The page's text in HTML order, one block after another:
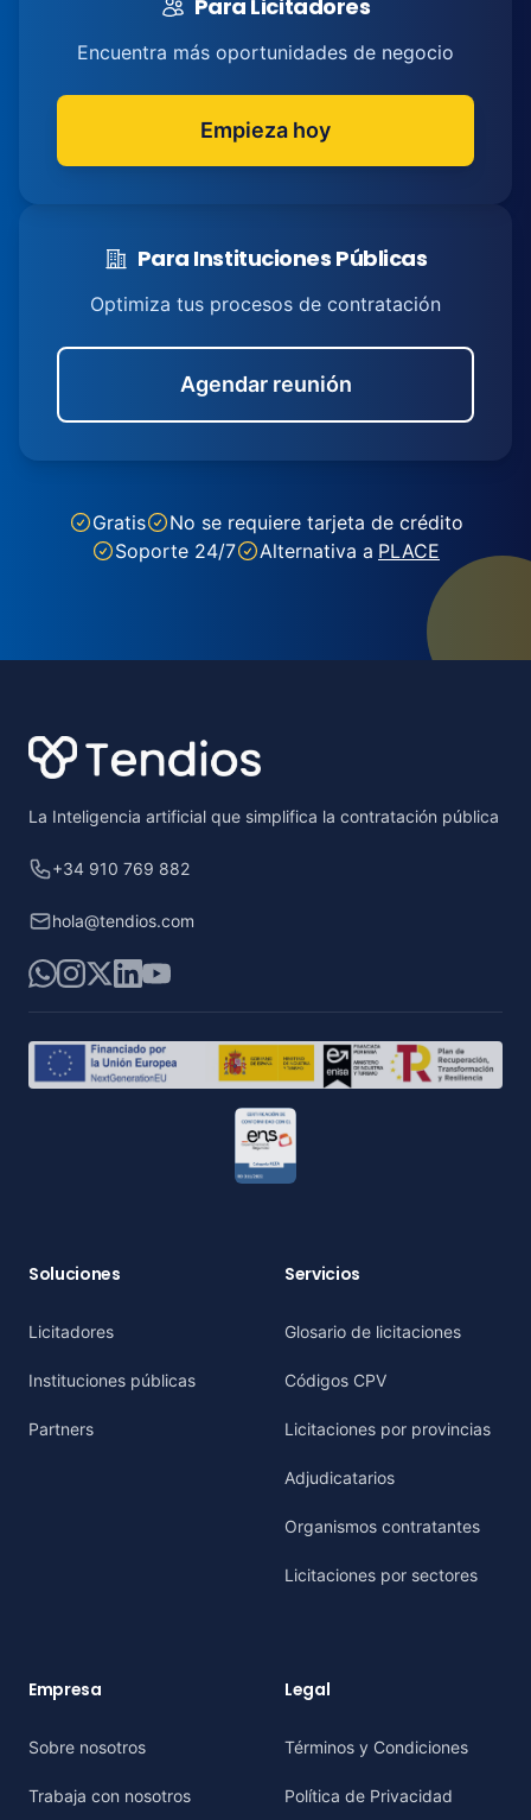
Para Licitadores
Encuentra más oportunidades de negocio
Empieza hoy
Para Instituciones Públicas
Optimiza tus procesos de contratación
Agendar reunión
Gratis
No se requiere tarjeta de crédito
Soporte 24/7
Alternativa a PLACE
La Inteligencia artificial que simplifica la contratación pública
+34 910 769 882
hola@tendios.com
WhatsApp
Instagram
X LinkedIn
YouTube
Soluciones
Licitadores
Instituciones públicas
Partners
Servicios
Glosario de licitaciones
Códigos CPV
Licitaciones por provincias
Adjudicatarios
Organismos contratantes
Licitaciones por sectores
Empresa
Sobre nosotros
Trabaja con nosotros
Legal
Términos y Condiciones
Política de Privacidad